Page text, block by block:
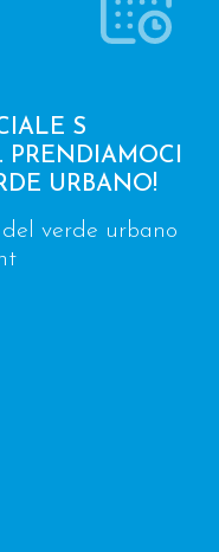
S
PRENDIAMOCI
URBANO!
verde urbano